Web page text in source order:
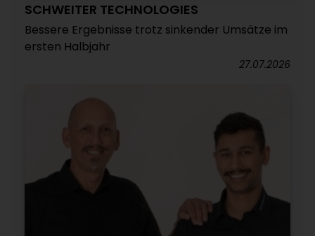
SCHWEITER TECHNOLOGIES
Bessere Ergebnisse trotz sinkender Umsätze im
ersten Halbjahr
27.07.2026